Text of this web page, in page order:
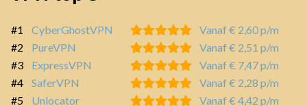
#1 CyberGhostVPN
Vanaf € 2,60 p/m
#2
PureVPN
Vanaf € 2,51 p/m
#3
ExpressVPN
Vanaf € 7,47 p/m
#4
SaferVPN
Vanaf € 2,28 p/m
#5
Unlocator Vanaf € 4,42 p/m